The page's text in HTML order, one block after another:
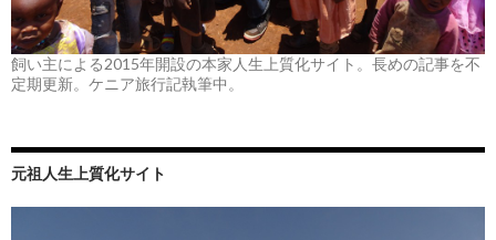
飼い主による2015年開設の本家人生上質化サイト。長めの記事を不
定期更新。ケニア旅行記執筆中。
元祖人生上質化サイト